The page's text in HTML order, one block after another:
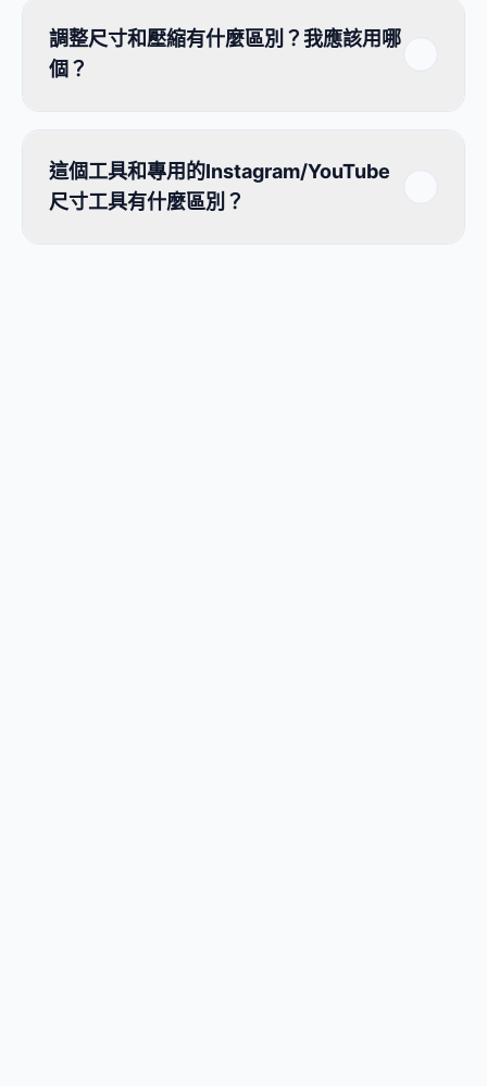
調整尺寸和壓縮有什麼區別？我應該用哪
個？
這個工具和專用的Instagram/YouTube
尺寸工具有什麼區別？